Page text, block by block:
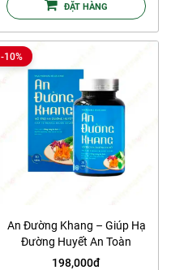
ĐẶT HÀNG
-10%
An Đường Khang – Giúp Hạ
Đường Huyết An Toàn
198,000đ